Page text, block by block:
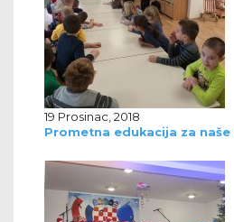
19 Prosinac, 2018
Prometna edukacija za naše